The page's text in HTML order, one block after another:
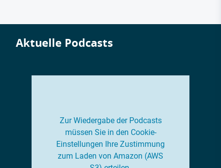
Aktuelle Podcasts
Zur Wiedergabe der Podcasts
müssen Sie in den Cookie-
Einstellungen Ihre Zustimmung
zum Laden von Amazon (AWS